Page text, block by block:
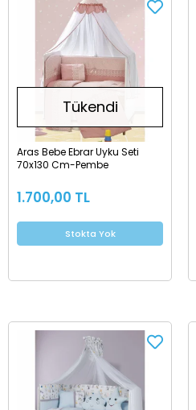
Tükendi
Aras Bebe Ebrar Uyku Seti
70x130 Cm-Pembe
1.700,00 TL
Stokta Yok